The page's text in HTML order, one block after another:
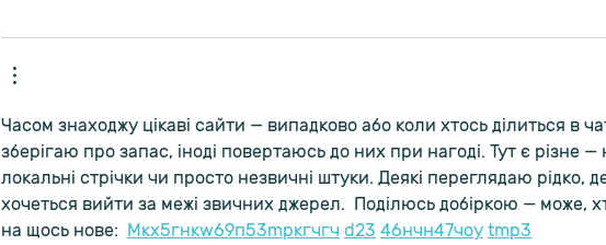
Часом знаходжу цікаві сайти — випадково або коли хтось ділиться в
зберігаю про запас, іноді повертаюсь до них при нагоді. Тут є різне
локальні стрічки чи просто незвичні штуки. Деякі переглядаю рідко,
хочеться вийти за межі звичних джерел.  Поділюсь добіркою — може,
на щось нове: М кх5гнкw69п53mpкгчгч d23 46нчн47чоу tmp3